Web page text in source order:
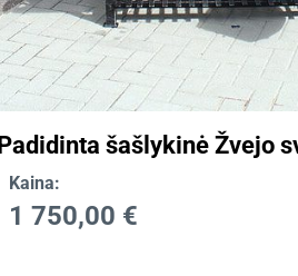
Padidinta šašlykinė Žvejo
Kaina:
1 750,00 €